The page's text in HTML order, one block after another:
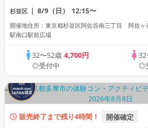
まつり☆巨大はりぼて作品や名物
所！美味しいグルメ満載♡お散歩
杉並区 8/9（日） 12:15〜
開催地住所：東京都杉並区阿佐谷南三丁目 阿佐
駅南口駅前広場
32〜52歳4,700円
◎受付中
32
◎
販売終了まで残り4時間！ 開催確定